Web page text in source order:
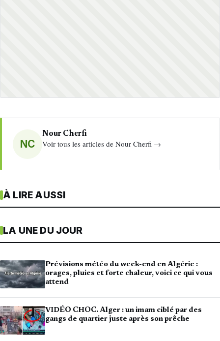
NC
Nour Cherfi
Voir tous les articles de Nour Cherfi →
À LIRE AUSSI
LA UNE DU JOUR
Prévisions météo du week-end en Algérie :
orages, pluies et forte chaleur, voici ce qui vous
attend
VIDÉO CHOC. Alger : un imam ciblé par des
gangs de quartier juste après son prêche